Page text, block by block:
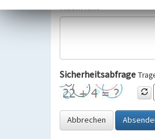
Nachricht
Sicherheitsabfrage
Abbrechen